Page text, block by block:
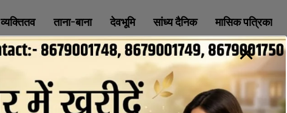
व्यक्तितव ताना-बाना देवभूमि सांध्य दैनिक मासिक पत्रिका
ABOUT CONTACT PRIVACY POLICY NEWSLETTER